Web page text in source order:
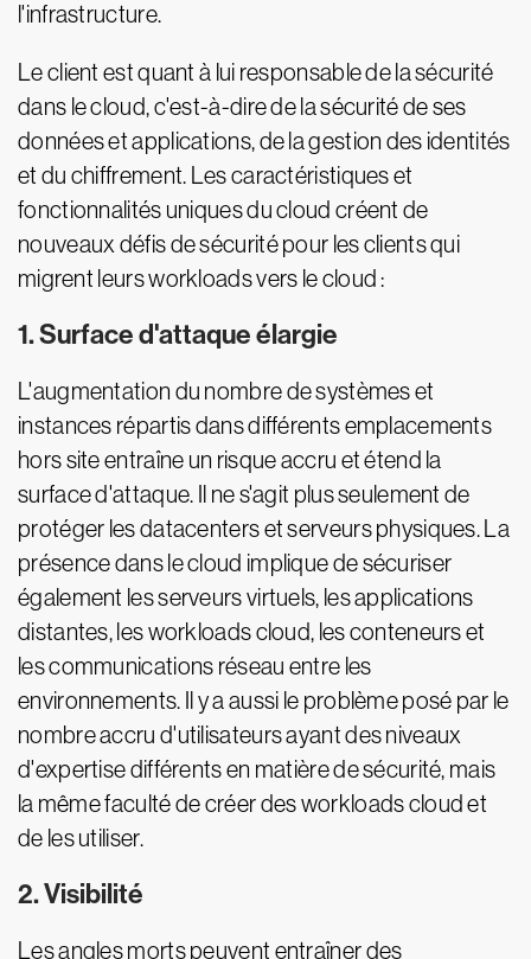
l'infrastructure.
Le client est quant à lui responsable de la sécurité
dans le cloud, c'est-à-dire de la sécurité de ses
données et applications, de la gestion des identités
et du chiffrement. Les caractéristiques et
fonctionnalités uniques du cloud créent de
nouveaux défis de sécurité pour les clients qui
migrent leurs workloads vers le cloud :
1. Surface d'attaque élargie
L'augmentation du nombre de systèmes et
instances répartis dans différents emplacements
hors site entraîne un risque accru et étend la
surface d'attaque. Il ne s'agit plus seulement de
protéger les datacenters et serveurs physiques. La
présence dans le cloud implique de sécuriser
également les serveurs virtuels, les applications
distantes, les workloads cloud, les conteneurs et
les communications réseau entre les
environnements. Il y a aussi le problème posé par le
nombre accru d'utilisateurs ayant des niveaux
d'expertise différents en matière de sécurité, mais
la même faculté de créer des workloads cloud et
de les utiliser.
2. Visibilité
Les angles morts peuvent entraîner des